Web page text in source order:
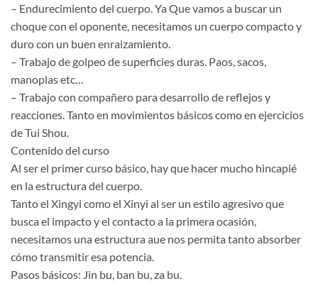
– Endurecimiento del cuerpo. Ya Que vamos a buscar un
choque con el oponente, necesitamos un cuerpo compacto y
duro con un buen enraizamiento.
– Trabajo de golpeo de superficies duras. Paos, sacos,
manoplas etc…
– Trabajo con compañero para desarrollo de reflejos y
reacciones. Tanto en movimientos básicos como en ejercicios
de Tui Shou.
Contenido del curso
Al ser el primer curso básico, hay que hacer mucho hincapié
en la estructura del cuerpo.
Tanto el Xingyi como el Xinyi al ser un estilo agresivo que
busca el impacto y el contacto a la primera ocasión,
necesitamos una estructura aue nos permita tanto absorber
cómo transmitir esa potencia.
Pasos básicos: Jin bu, ban bu, za bu.